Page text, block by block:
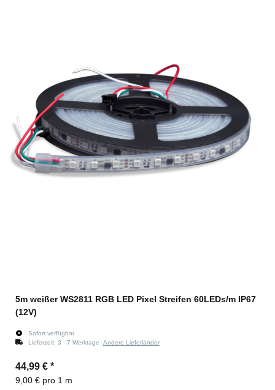
5m weißer WS2811 RGB LED Pixel Streifen 60LEDs/m IP67
(12V)
Sofort verfügbar
Lieferzeit: 3 - 7 Werktage Andere Lieferländer
44,99 € *
9,00 € pro 1 m